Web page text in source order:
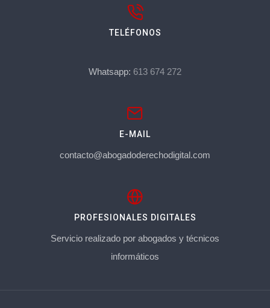
TELÉFONOS
Whatsapp: 613 674 272
E-MAIL
contacto@abogadoderechodigital.com
PROFESIONALES DIGITALES
Servicio realizado por abogados y técnicos
informáticos